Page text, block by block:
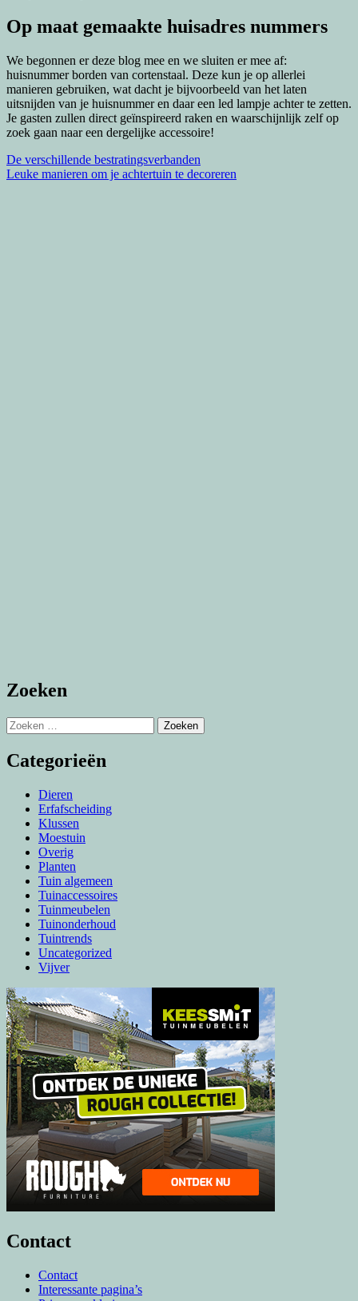
Op maat gemaakte huisadres nummers
We begonnen er deze blog mee en we sluiten er mee af:
huisnummer borden van cortenstaal. Deze kun je op allerlei
manieren gebruiken, wat dacht je bijvoorbeeld van het laten
uitsnijden van je huisnummer en daar een led lampje achter te zetten.
Je gasten zullen direct geïnspireerd raken en waarschijnlijk zelf op
zoek gaan naar een dergelijke accessoire!
Bericht
navigatie
De verschillende bestratingsverbanden
Leuke manieren om je achtertuin te decoreren
Zoeken
Zoeken
naar:
Categorieën
Dieren
Erfafscheiding
Klussen
Moestuin
Overig
Planten
Tuin algemeen
Tuinaccessoires
Tuinmeubelen
Tuinonderhoud
Tuintrends
Uncategorized
Vijver
Contact
Contact
Interessante pagina’s